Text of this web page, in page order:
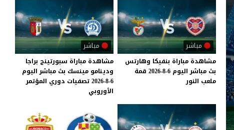
مباشر
مشاهدة مباراة بنفيكا وهارتس
بث مباشر اليوم 6-8-2026
قمة
ملعب النور
مباشر
مشاهدة مباراة سبورتينج براجا
ودينامو مينسك بث مباشر اليوم
6-8-2026 تصفيات دوري المؤتمر
الأوروبي